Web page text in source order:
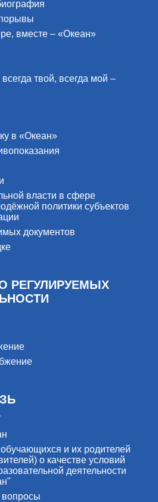
вместе – «Океан»
твой, всегда мой –
в «Океан»
власти в сфере
политики субъектов
документов
РЕГУЛИРУЕМЫХ
и их родителей
о качестве условий
деятельности